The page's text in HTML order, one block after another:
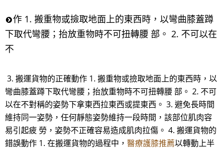
作 1. 搬重物或撿取地面上的東西時，以彎曲膝蓋蹲
下取代彎腰；抬放重物時不可扭轉腰 部。 2. 不可以在
不
3. 搬運貨物的正確動作 1. 搬重物或撿取地面上的東西時，以
彎曲膝蓋蹲下取代彎腰；抬放重物時不可扭轉腰 部。 2. 不可
以在不對稱的姿勢下拿東西拉東西或提東西。 3. 避免長時間
維持同一姿勢，任何靜態姿勢維持一段時間，該部位肌肉容
易引起疲 勞，姿勢不正確容易造成肌肉拉傷。 4. 搬運貨物的
錯誤動作 1. 在搬運貨物的過程中， 醫療護膝推薦以轉動上半